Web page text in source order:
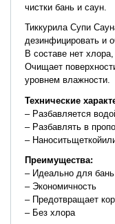
чистки бань и саун.
Тиккурила Супи
дезинфицировать и
В составе нет
Очищает
уровнем влажности.
Технические
– Разбавляется
– Разбавлять в
–
Преимущества:
– Идеально для
– Экономичность
– Предотвращает
– Без хлора